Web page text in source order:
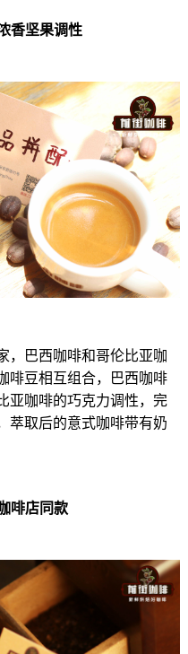
香坚果调性
，巴西咖啡和哥伦比亚咖
啡豆相互组合，巴西咖啡
亚咖啡的巧克力调性，完
萃取后的意式咖啡带有奶
啡店同款